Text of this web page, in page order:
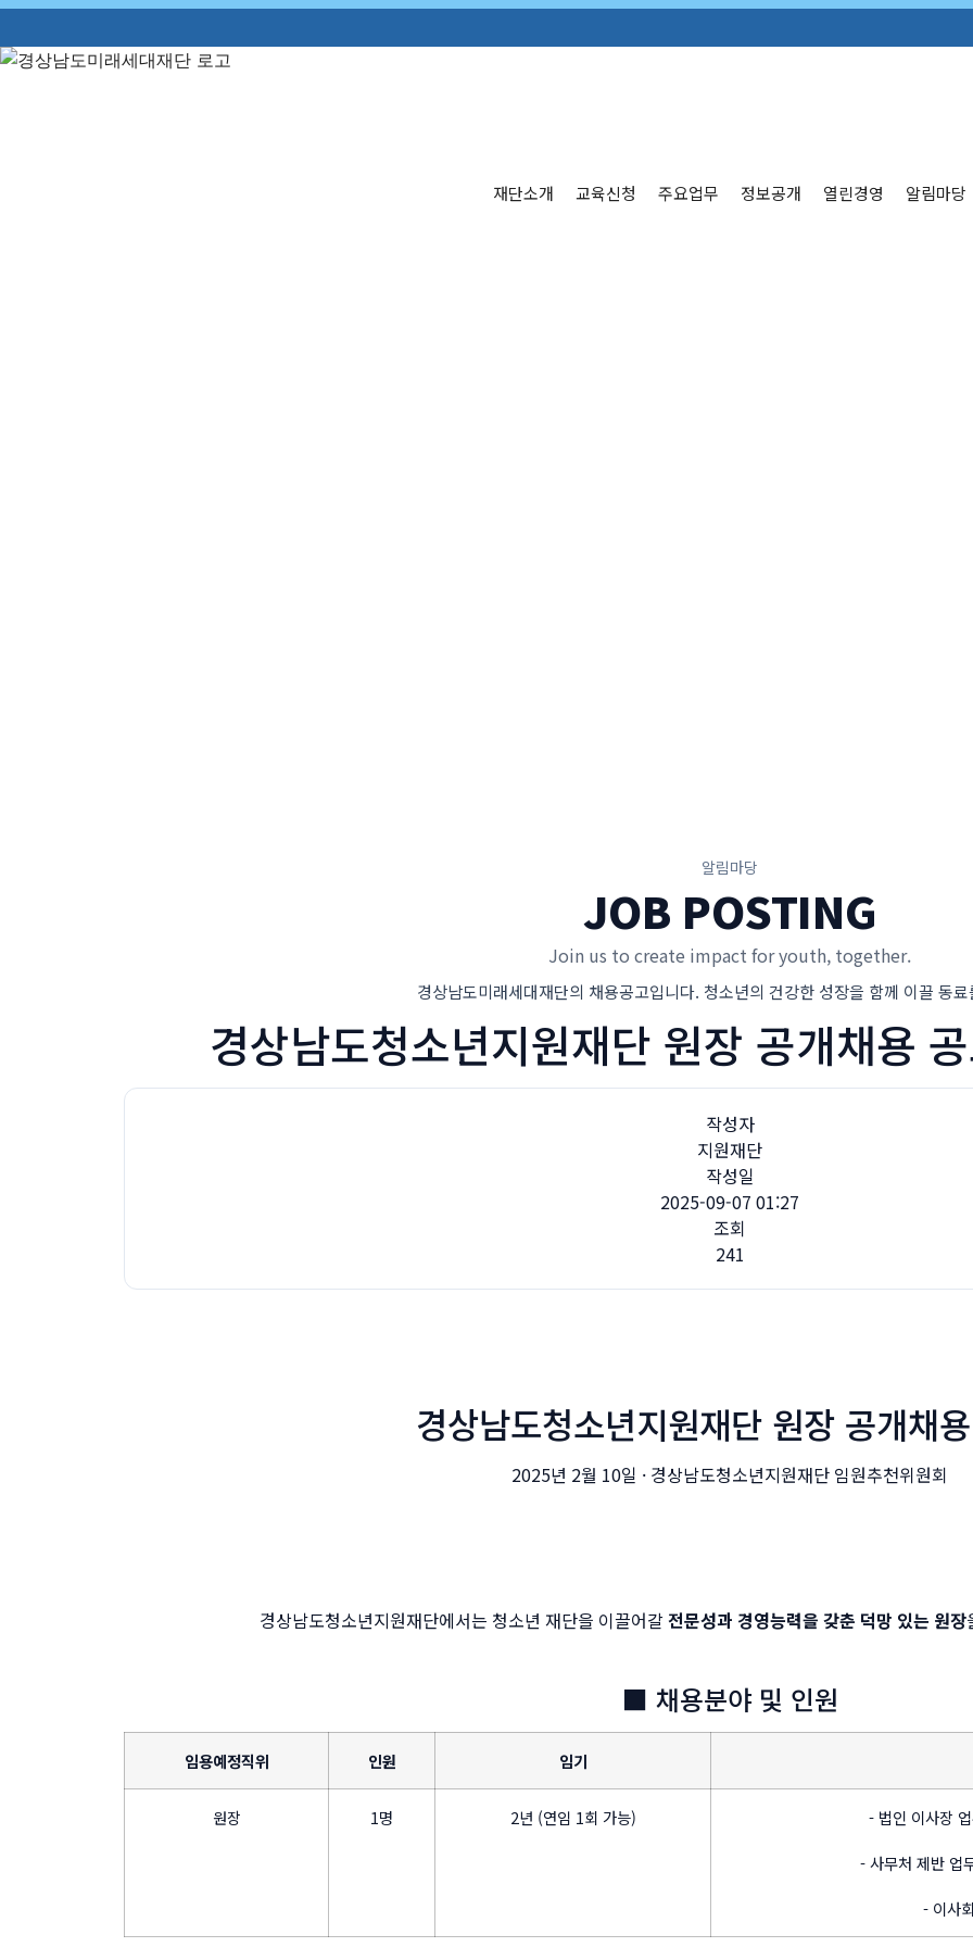
재단소개 교육신청 주요업무 정보공개 열린경영 알림마당
알림마당
JOB POSTING
Join us to create impact for youth, together.
경상남도미래세대재단의 채용공고입니다. 청소년의 건강한 성장을 함께 이끌 동료
경상남도청소년지원재단 원장 공개채용
작성자
지원재단
작성일
2025-09-07 01:27
조회
241
경상남도청소년지원재단 원장 공개채
2025년 2월 10일 · 경상남도청소년지원재단 임원추천위원회
경상남도청소년지원재단에서는 청소년 재단을 이끌어갈 전문성과 경영능력을 갖춘 덕망 있는 원장
■ 채용분야 및 인원
임용예정직위 인원 임기
원장 1명 2년 (연임 1회 가능)
- 법인 이사장
- 사무처 제반 업
- 이사